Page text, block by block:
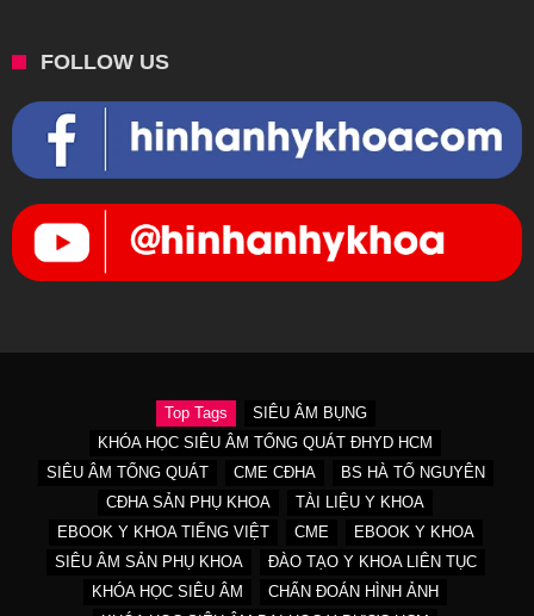
FOLLOW US
Top Tags
SIÊU ÂM BỤNG
KHÓA HỌC SIÊU ÂM TỔNG QUÁT ĐHYD HCM
SIÊU ÂM TỔNG QUÁT
CME CĐHA
BS HÀ TỐ NGUYÊN
CĐHA SẢN PHỤ KHOA
TÀI LIỆU Y KHOA
EBOOK Y KHOA TIẾNG VIỆT
CME
EBOOK Y KHOA
SIÊU ÂM SẢN PHỤ KHOA
ĐÀO TẠO Y KHOA LIÊN TỤC
KHÓA HỌC SIÊU ÂM
CHẨN ĐOÁN HÌNH ẢNH